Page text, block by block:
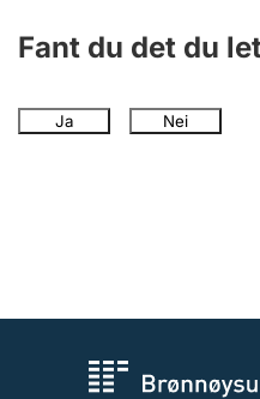
Fant du det du
Ja Nei